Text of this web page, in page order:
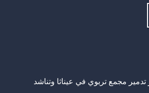
مجمع تربوي في عيناثا وتناشد